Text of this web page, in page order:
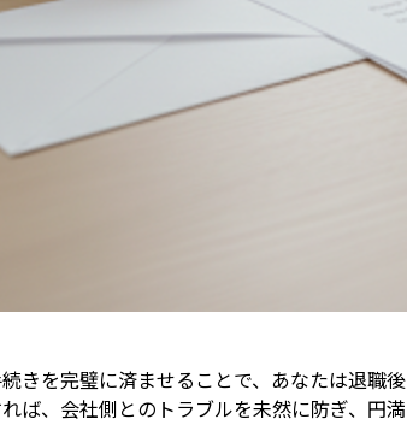
きを完璧に済ませることで、あなたは退職
ば、会社側とのトラブルを未然に防ぎ、円